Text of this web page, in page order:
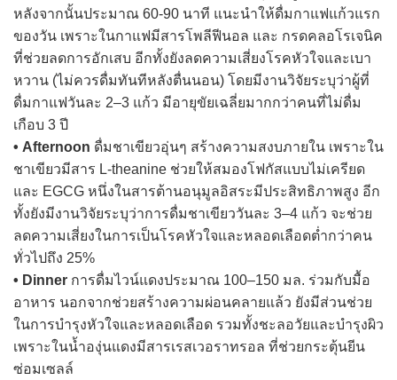
หลังจากนั้นประมาณ 60-90 นาที แนะนำให้ดื่มกาแฟแก้วแรก
ของวัน เพราะในกาแฟมีสารโพลีฟีนอล และ กรดคลอโรเจนิค
ที่ช่วยลดการอักเสบ อีกทั้งยังลดความเสี่ยงโรคหัวใจและเบา
หวาน (ไม่ควรดื่มทันทีหลังตื่นนอน) โดยมีงานวิจัยระบุว่าผู้ที่
ดื่มกาแฟวันละ 2–3 แก้ว มีอายุขัยเฉลี่ยมากกว่าคนที่ไม่ดื่ม
เกือบ 3 ปี
• Afternoon ดื่มชาเขียวอุ่นๆ สร้างความสงบภายใน เพราะใน
ชาเขียวมีสาร L-theanine ช่วยให้สมองโฟกัสแบบไม่เครียด
และ EGCG หนึ่งในสารต้านอนุมูลอิสระมีประสิทธิภาพสูง อีก
ทั้งยังมีงานวิจัยระบุว่าการดื่มชาเขียววันละ 3–4 แก้ว จะช่วย
ลดความเสี่ยงในการเป็นโรคหัวใจและหลอดเลือดต่ำกว่าคน
ทั่วไปถึง 25%
• Dinner การดื่มไวน์แดงประมาณ 100–150 มล. ร่วมกับมื้อ
อาหาร นอกจากช่วยสร้างความผ่อนคลายแล้ว ยังมีส่วนช่วย
ในการบำรุงหัวใจและหลอดเลือด รวมทั้งชะลอวัยและบำรุงผิว
เพราะในน้ำองุ่นแดงมีสารเรสเวอราทรอล ที่ช่วยกระตุ้นยีน
ซ่อมเซลล์